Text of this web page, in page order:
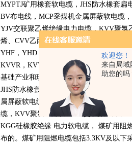
欢迎您！
来自局域
助您的吗
MYPTJ矿用橡套软电缆， JHS 防水橡套扁
BV布电线， MCP采煤机金属屏蔽软电缆，
YJV交联聚乙烯绝缘电力电缆，KVV聚氯
烯、 CVV乙丙胶绝缘、KGG硅橡胶绝缘
YHF ， YHD MHYVR，
KVVR， KVVRP KVVRP-22 VV ，
基础产业和现代化工程配套，并多次应
JHS 防水橡套扁电缆，YH,YHF
属屏蔽软电缆，
MZ煤矿用电钻电缆移动
缆， KVV聚氯乙烯、 KYJV 交联聚乙烯、
KGG硅橡胶绝缘 电力软电缆， 煤矿用阻
布的。煤矿用阻燃电缆包括3.3KV及以下